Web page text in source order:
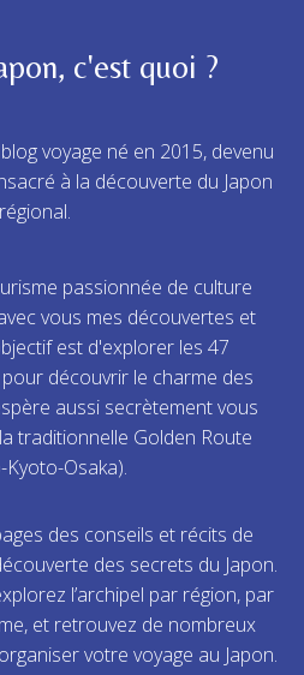
c'est quoi ?
voyage né en 2015, devenu
à la découverte du Japon
régional.
passionnée de culture
vous mes découvertes et
est d'explorer les 47
découvrir le charme des
aussi secrètement vous
traditionnelle Golden Route
Kyoto-Osaka).
des conseils et récits de
des secrets du Japon.
l’archipel par région, par
et retrouvez de nombreux
votre voyage au Japon.